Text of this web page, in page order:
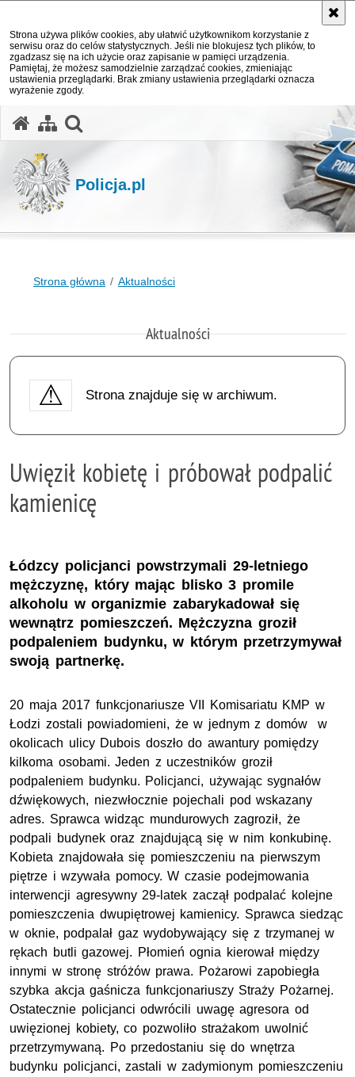
Strona używa plików cookies, aby ułatwić użytkownikom korzystanie z
serwisu oraz do celów statystycznych. Jeśli nie blokujesz tych plików, to
zgadzasz się na ich użycie oraz zapisanie w pamięci urządzenia.
Pamiętaj, że możesz samodzielnie zarządzać cookies, zmieniając
ustawienia przeglądarki. Brak zmiany ustawienia przeglądarki oznacza
wyrażenie zgody.
Policja.pl
Strona główna Aktualności
Aktualności
Strona znajduje się w archiwum.
Uwięził kobietę i próbował podpalić
kamienicę
Łódzcy policjanci powstrzymali 29-letniego
mężczyznę, który mając blisko 3 promile
alkoholu w organizmie zabarykadował się
wewnątrz pomieszczeń. Mężczyzna groził
podpaleniem budynku, w którym przetrzymywał
swoją partnerkę.
20 maja 2017 funkcjonariusze VII Komisariatu KMP w
Łodzi zostali powiadomieni, że w jednym z domów w
okolicach ulicy Dubois doszło do awantury pomiędzy
kilkoma osobami. Jeden z uczestników groził
podpaleniem budynku. Policjanci, używając sygnałów
dźwiękowych, niezwłocznie pojechali pod wskazany
adres. Sprawca widząc mundurowych zagroził, że
podpali budynek oraz znajdującą się w nim konkubinę.
Kobieta znajdowała się pomieszczeniu na pierwszym
piętrze i wzywała pomocy. W czasie podejmowania
interwencji agresywny 29-latek zaczął podpalać kolejne
pomieszczenia dwupiętrowej kamienicy. Sprawca siedząc
w oknie, podpalał gaz wydobywający się z trzymanej w
rękach butli gazowej. Płomień ognia kierował między
innymi w stronę stróżów prawa. Pożarowi zapobiegła
szybka akcja gaśnicza funkcjonariuszy Straży Pożarnej.
Ostatecznie policjanci odwrócili uwagę agresora od
uwięzionej kobiety, co pozwoliło strażakom uwolnić
przetrzymywaną. Po przedostaniu się do wnętrza
budynku policjanci, zastali w zadymionym pomieszczeniu